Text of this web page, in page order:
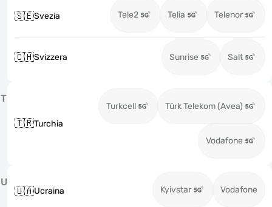
🇸🇪Svezia Tele2 Telia Telenor
🇨🇭Svizzera Sunrise Salt
T
🇹🇷Turchia
Turkcell Türk Telekom (Avea)
Vodafone
U
🇺🇦Ucraina Kyivstar Vodafone